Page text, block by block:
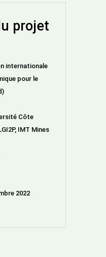
projet
internationale
pour le
Côte
IMT Mines
2022